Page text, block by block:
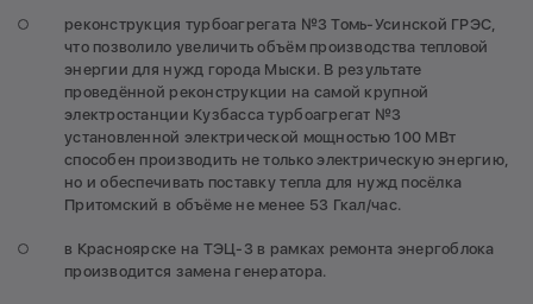
реконструкция турбоагрегата №3 Томь-Усинской ГРЭС,
что позволило увеличить объём производства тепловой
энергии для нужд города Мыски. В результате
проведённой реконструкции на самой крупной
электростанции Кузбасса турбоагрегат №3
установленной электрической мощностью 100 МВт
способен производить не только электрическую энергию,
но и обеспечивать поставку тепла для нужд посёлка
Притомский в объёме не менее 53 Гкал/час.
в Красноярске на ТЭЦ-3 в рамках ремонта энергоблока
производится замена генератора.